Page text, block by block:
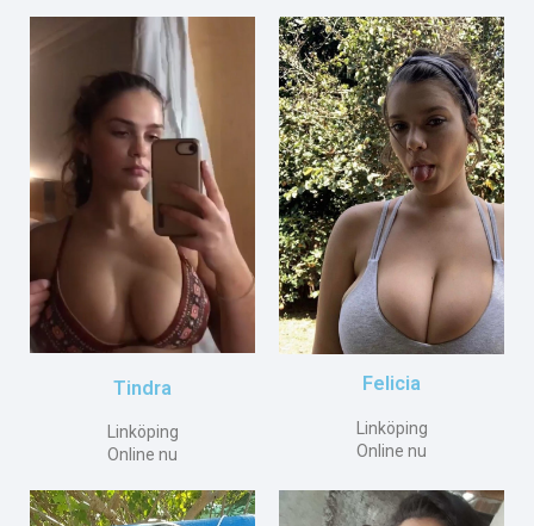
Tindra
Linköping
Online nu
Felicia
Linköping
Online nu